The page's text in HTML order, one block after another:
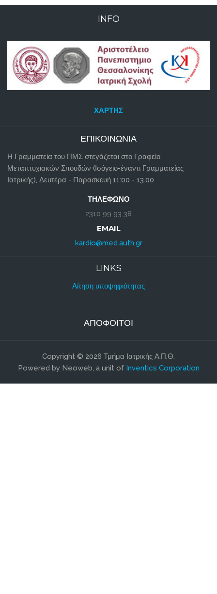
INFO
ΧΆΡΤΗΣ
ΕΠΙΚΟΙΝΩΝΊΑ
Η Γραμματεία του ΠΜΣ στεγάζεται στο Γραφείο
Μεταπτυχιακών Σπουδών (Ισόγειο-έναντι Γραμματείας
Ιατρικής), Δευτέρα - Παρασκευή 11:00 - 13.00
ΤΗΛΈΦΩΝΟ
2310 99 93 38
EMAIL
kardio@med.auth.gr
LINKS
Αίτηση υποψηφιότητας
ΑΠΌΦΟΙΤΟΙ
Copyright © 2026 Τμήμα Ιατρικής Α.Π.Θ.
Powered by Neoweb, a unit of Inventics Corporation